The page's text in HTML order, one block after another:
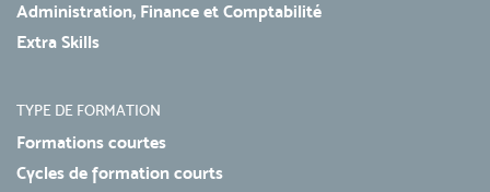
Administration, Finance et Comptabilité
Extra Skills
TYPE DE FORMATION
Formations courtes
Cycles de formation courts